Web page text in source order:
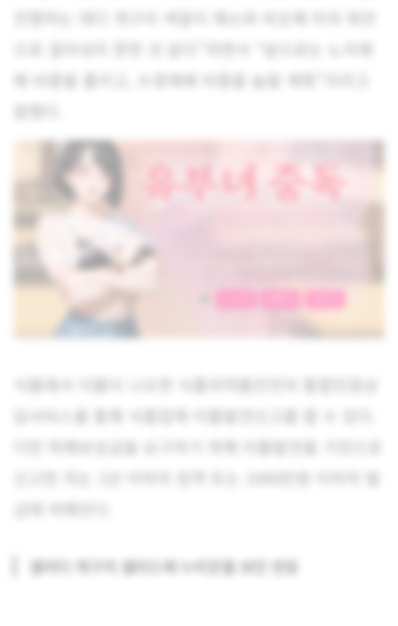
진행하는 데다 개구리 색깔이 채소와 비슷해 미처 육안
배 비중을 줄이고, 수경재배 비중을 늘릴 계획”이라고
식품에서 이물이 나오면 식품의약품안전처 통합민원상
담서비스를 통해 식품업체 이물발견신고를 할 수 있다.
다만 피해보상금을 요구하기 위해 이물발견을 거짓으로
신고한 자는 1년 이하의 징역 또는 1000만원 이하의 벌
금에 처해진다.
샐러디 개구리 샐러드에 누리꾼들 보인 반응